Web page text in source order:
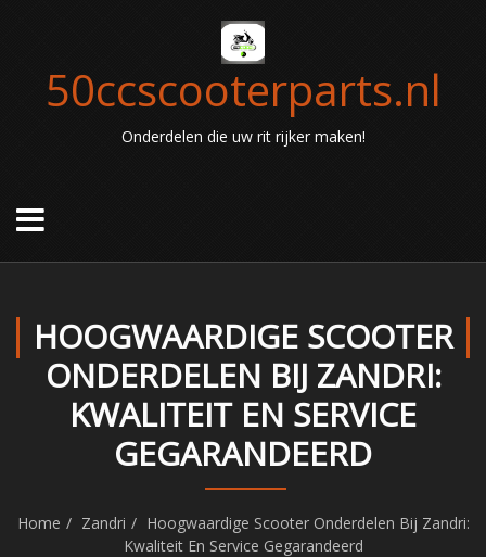
50ccscooterparts.nl
Onderdelen die uw rit rijker maken!
HOOGWAARDIGE SCOOTER
ONDERDELEN BIJ ZANDRI:
KWALITEIT EN SERVICE
GEGARANDEERD
Home Zandri
Hoogwaardige Scooter Onderdelen Bij Zandri:
Kwaliteit En Service Gegarandeerd